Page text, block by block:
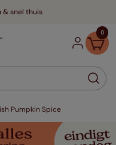
& snel thuis
0
Pumpkin Spice